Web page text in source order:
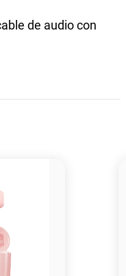
de audio con